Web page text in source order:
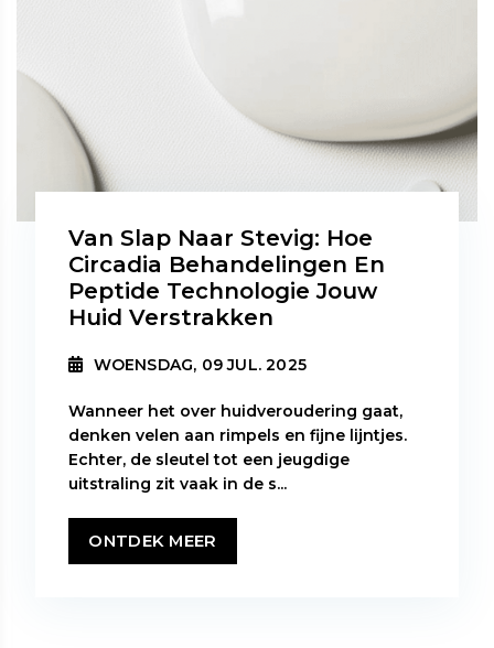
Van Slap Naar Stevig: Hoe
Circadia Behandelingen En
Peptide Technologie Jouw
Huid Verstrakken
WOENSDAG, 09 JUL. 2025
Wanneer het over huidveroudering gaat,
denken velen aan rimpels en fijne lijntjes.
Echter, de sleutel tot een jeugdige
uitstraling zit vaak in de s...
ONTDEK MEER